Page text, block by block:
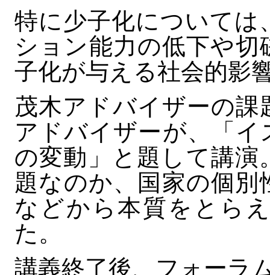
特に少子化については
ション能力の低下や
子化が与える社会的影
茂木アドバイザーの
アドバイザーが、「
の変動」と題して講演
題なのか、国家の個
などから本質をとら
た。
講義終了後、フォーラ